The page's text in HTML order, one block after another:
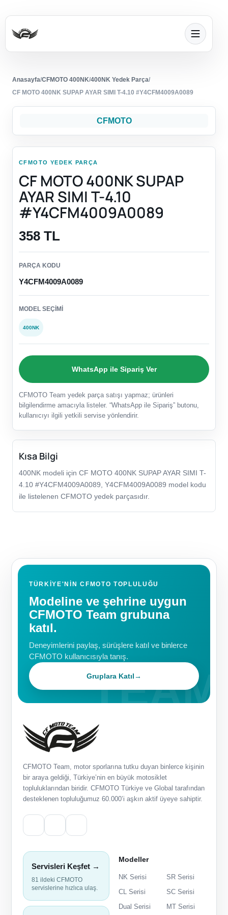
Anasayfa/CFMOTO 400NK/400NK Yedek Parça/
CF MOTO 400NK SUPAP AYAR SIMI T-4.10 #Y4CFM4009A0089
CFMOTO
CFMOTO YEDEK PARÇA
CF MOTO 400NK SUPAP
AYAR SIMI T-4.10
#Y4CFM4009A0089
358 TL
PARÇA KODU
Y4CFM4009A0089
MODEL SEÇIMI
400NK
WhatsApp ile Sipariş Ver
CFMOTO Team yedek parça satışı yapmaz; ürünleri
bilgilendirme amacıyla listeler. “WhatsApp ile Sipariş” butonu,
kullanıcıyı ilgili yetkili servise yönlendirir.
Kısa Bilgi
400NK modeli için CF MOTO 400NK SUPAP AYAR SIMI T-
4.10 #Y4CFM4009A0089, Y4CFM4009A0089 model kodu
ile listelenen CFMOTO yedek parçasıdır.
TÜRKIYE'NIN CFMOTO TOPLULUĞU
Modeline ve şehrine uygun
CFMOTO Team grubuna
katıl.
Deneyimlerini paylaş, sürüşlere katıl ve binlerce
CFMOTO kullanıcısıyla tanış.
Gruplara Katıl→
CFMOTO Team, motor sporlarına tutku duyan binlerce kişinin
bir araya geldiği, Türkiye’nin en büyük motosiklet
topluluklarından biridir. CFMOTO Türkiye ve Global tarafından
desteklenen topluluğumuz 60.000’i aşkın aktif üyeye sahiptir.
Servisleri Keşfet →
81 ildeki CFMOTO
servislerine hızlıca ulaş.
Modeller
NK Serisi
SR Serisi
CL Serisi
SC Serisi
Dual Serisi
MT Serisi